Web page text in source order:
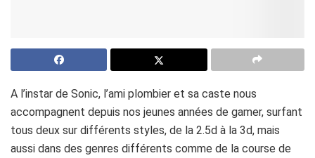
A l’instar de Sonic, l’ami plombier et sa caste nous
accompagnent depuis nos jeunes années de gamer, surfant
tous deux sur différents styles, de la 2.5d à la 3d, mais
aussi dans des genres différents comme de la course de